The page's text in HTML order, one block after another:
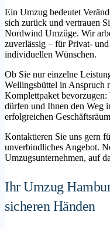
Ein Umzug bedeutet
sich zurück und vertrauen
Nordwind Umzüge. Wir
zuverlässig – für Privat-
individuellen Wünschen.
Ob Sie nur einzelne
Wellingsbüttel in Anspruch
Komplettpaket bevorzugen:
dürfen und Ihnen den Weg
erfolgreichen
Kontaktieren Sie uns gern
unverbindliches Angebot.
Umzugsunternehmen, auf
Ihr Umzug
sicheren Händen